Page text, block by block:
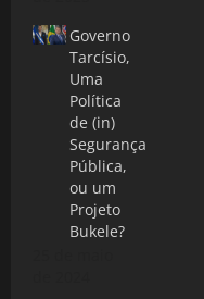
Governo
Tarcísio,
Uma
Política
de (in)
Segurança
Pública,
ou um
Projeto
Bukele?